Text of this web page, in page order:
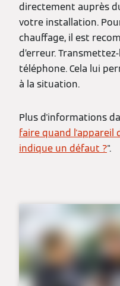
directement auprès
votre installation.
chauffage, il est
d’erreur.
téléphone. Cela lui
à la situation.
Plus d'informations
faire quand l'appareil
indique un défaut ?".